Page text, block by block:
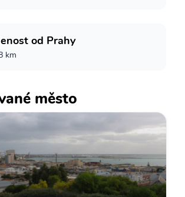
od Prahy
km
město